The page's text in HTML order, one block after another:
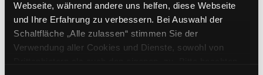
Webseite, während andere uns helfen, diese Webseite
und Ihre Erfahrung zu verbessern. Bei Auswahl der
Schaltfläche „Alle zulassen“ stimmen Sie der
Verwendung aller Cookies und Dienste, sowohl von
Jahr von
Medien anzeigen, die nach dem Jahr veröffentlicht
Jahr bis
Medien anzeigen, die vor dem